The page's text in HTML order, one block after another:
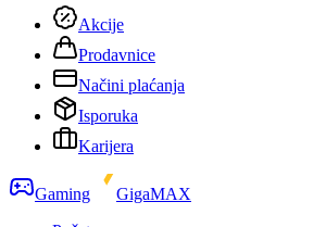
Akcije
Prodavnice
Načini plaćanja
Isporuka
Karijera
Gaming
GigaMAX